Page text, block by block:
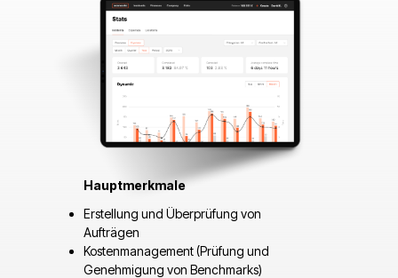
Hauptmerkmale
Erstellung und Überprüfung von
Aufträgen
Kostenmanagement (Prüfung und
Genehmigung von Benchmarks)